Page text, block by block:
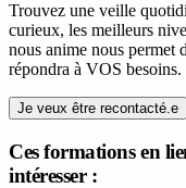
Trouvez une veille
curieux, les meilleurs
nous anime nous permet
répondra à VOS besoins.
Je veux être recontacté.e
Ces formations en
intéresser :